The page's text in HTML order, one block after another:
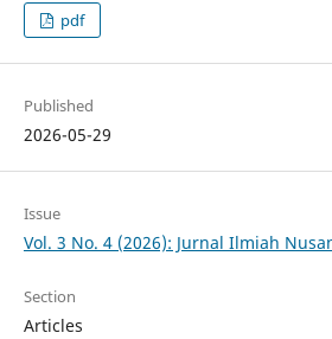
pdf
Published
2026-05-29
Issue
Vol. 3 No. 4 (2026): Jurnal Ilmiah
Section
Articles